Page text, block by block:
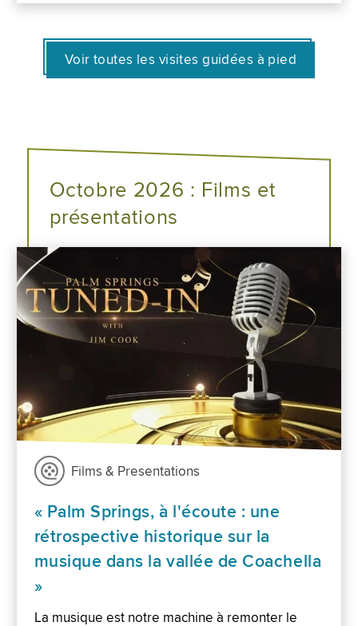
Voir toutes les visites guidées à pied
Octobre 2026 : Films et
présentations
Films & Presentations
« Palm Springs, à l'écoute : une
rétrospective historique sur la
musique dans la vallée de Coachella
»
La musique est notre machine à remonter le